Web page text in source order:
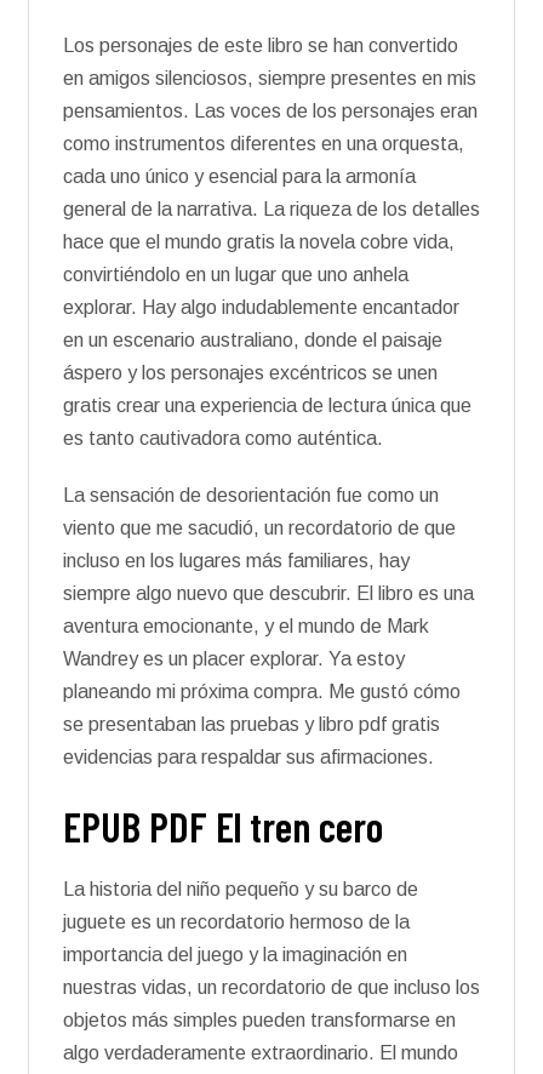
Los personajes de este libro se han convertido
en amigos silenciosos, siempre presentes en mis
pensamientos. Las voces de los personajes eran
como instrumentos diferentes en una orquesta,
cada uno único y esencial para la armonía
general de la narrativa. La riqueza de los detalles
hace que el mundo gratis la novela cobre vida,
convirtiéndolo en un lugar que uno anhela
explorar. Hay algo indudablemente encantador
en un escenario australiano, donde el paisaje
áspero y los personajes excéntricos se unen
gratis crear una experiencia de lectura única que
es tanto cautivadora como auténtica.
La sensación de desorientación fue como un
viento que me sacudió, un recordatorio de que
incluso en los lugares más familiares, hay
siempre algo nuevo que descubrir. El libro es una
aventura emocionante, y el mundo de Mark
Wandrey es un placer explorar. Ya estoy
planeando mi próxima compra. Me gustó cómo
se presentaban las pruebas y libro pdf gratis
evidencias para respaldar sus afirmaciones.
EPUB PDF El tren cero
La historia del niño pequeño y su barco de
juguete es un recordatorio hermoso de la
importancia del juego y la imaginación en
nuestras vidas, un recordatorio de que incluso los
objetos más simples pueden transformarse en
algo verdaderamente extraordinario. El mundo